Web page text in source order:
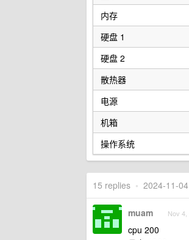
内存
硬盘 1
硬盘 2
散热器
电源
机箱
操作系统
15 replies • 2024-11-
muam Nov 4,
cpu 200